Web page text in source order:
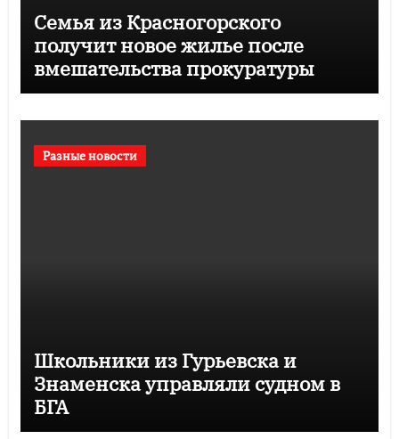
Семья из Красногорского
получит новое жилье после
вмешательства прокуратуры
Разные новости
Школьники из Гурьевска и
Знаменска управляли судном в
БГА